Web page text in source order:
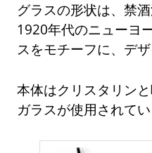
グラスの形状は、禁
1920年代のニューヨ
スをモチーフに、デ
本体はクリスタリン
ガラスが使用されてい